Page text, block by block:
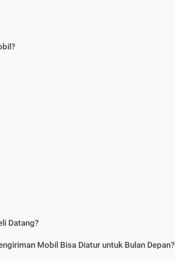
Datang?
Mobil Bisa Diatur untuk Bulan Depan?